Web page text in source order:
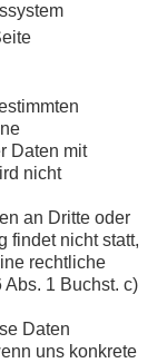
Daten mit
nicht
an Dritte oder
findet nicht statt,
rechtliche
Abs. 1 Buchst. c)
Daten
uns konkrete